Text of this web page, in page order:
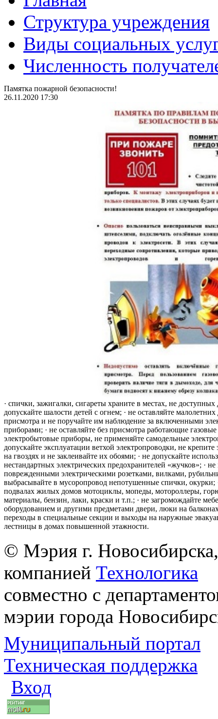
Структура учреждения
Виды социальных
Численность
Памятка пожарной безопасности!
26.11.2020 17:30
· спички, зажигалки, сигареты храните в местах, не доступных
допускайте шалости детей с огнем; · не оставляйте малолетних
присмотра и не поручайте им наблюдение за включенными
приборами; · не оставляйте без присмотра работающие
электробытовые приборы, не применяйте самодельные
допускайте эксплуатации ветхой электропроводки, не крепите
на гвоздях и не заклеивайте их обоями; · не допускайте
нестандартных электрических предохранителей «жучков»; · не
поврежденными электрическими розетками, вилками,
выбрасывайте в мусоропровод непотушенные спички, окурки;
подвалах жилых домов мотоциклы, мопеды, мотороллеры,
материалы, бензин, лаки, краски и т.п.; · не загромождайте
оборудованием и другими предметами двери, люки на
переходы в специальные секции и выходы на наружные
лестницы в домах повышенной этажности.
© Мэрия г.
компанией Технологика
совместно с
мэрии города
Муниципальный портал
Техническая поддержка
Вход